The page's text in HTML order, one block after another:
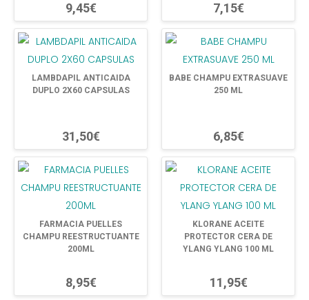
9,45€ 7,15€
LAMBDAPIL ANTICAIDA
DUPLO 2X60 CAPSULAS
31,50€
BABE CHAMPU EXTRASUAVE
250 ML
6,85€
FARMACIA PUELLES
CHAMPU REESTRUCTUANTE
200ML
8,95€
KLORANE ACEITE
PROTECTOR CERA DE
YLANG YLANG 100 ML
11,95€